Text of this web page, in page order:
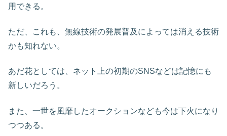
用できる。
ただ、これも、無線技術の発展普及によっては消える技術
かも知れない。
あだ花としては、ネット上の初期のSNSなどは記憶にも
新しいだろう。
また、一世を風靡したオークションなども今は下火になり
つつある。